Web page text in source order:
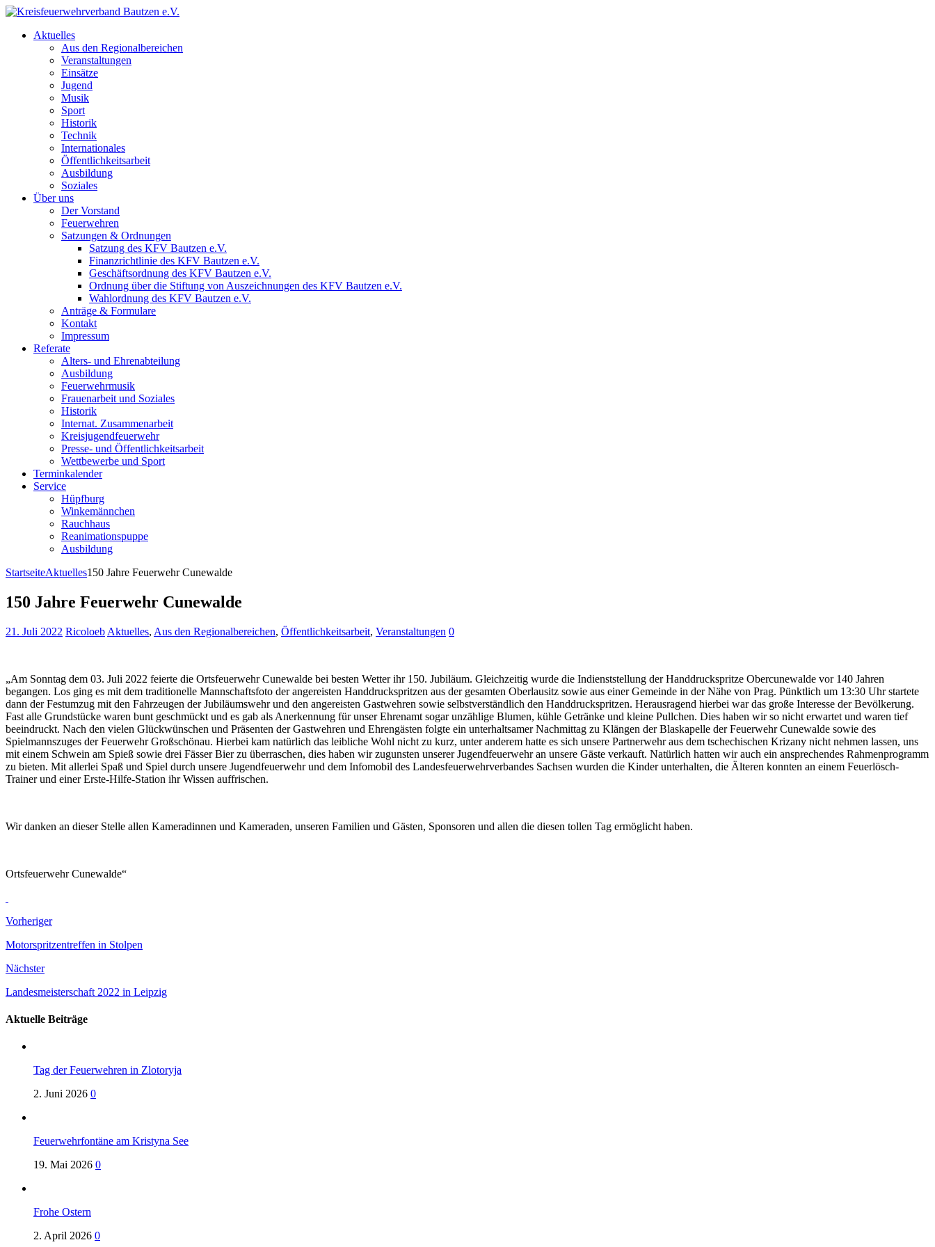
Aktuelles
Aus den Regionalbereichen
Veranstaltungen
Einsätze
Jugend
Musik
Sport
Historik
Technik
Internationales
Öffentlichkeitsarbeit
Ausbildung
Soziales
Über uns
Der Vorstand
Feuerwehren
Satzungen & Ordnungen
Satzung des KFV Bautzen e.V.
Finanzrichtlinie des KFV Bautzen e.V.
Geschäftsordnung des KFV Bautzen e.V.
Ordnung über die Stiftung von Auszeichnungen des KFV Bautzen e.V.
Wahlordnung des KFV Bautzen e.V.
Anträge & Formulare
Kontakt
Impressum
Referate
Alters- und Ehrenabteilung
Ausbildung
Feuerwehrmusik
Frauenarbeit und Soziales
Historik
Internat. Zusammenarbeit
Kreisjugendfeuerwehr
Presse- und Öffentlichkeitsarbeit
Wettbewerbe und Sport
Terminkalender
Service
Hüpfburg
Winkemännchen
Rauchhaus
Reanimationspuppe
Ausbildung
StartseiteAktuelles150 Jahre Feuerwehr Cunewalde
150 Jahre Feuerwehr Cunewalde
21. Juli 2022 Ricoloeb Aktuelles, Aus den Regionalbereichen, Öffentlichkeitsarbeit, Veranstaltungen 0
„Am Sonntag dem 03. Juli 2022 feierte die Ortsfeuerwehr Cunewalde bei besten Wetter ihr 150. Jubiläum. Gleichzeitig wurde die Indienststellung der Handdruckspritze Obercunewalde vor 140 Jahren
begangen. Los ging es mit dem traditionelle Mannschaftsfoto der angereisten Handdruckspritzen aus der gesamten Oberlausitz sowie aus einer Gemeinde in der Nähe von Prag. Pünktlich um 13:30 Uhr startete
dann der Festumzug mit den Fahrzeugen der Jubiläumswehr und den angereisten Gastwehren sowie selbstverständlich den Handdruckspritzen. Herausragend hierbei war das große Interesse der Bevölkerung.
Fast alle Grundstücke waren bunt geschmückt und es gab als Anerkennung für unser Ehrenamt sogar unzählige Blumen, kühle Getränke und kleine Pullchen. Dies haben wir so nicht erwartet und waren tief
beeindruckt. Nach den vielen Glückwünschen und Präsenten der Gastwehren und Ehrengästen folgte ein unterhaltsamer Nachmittag zu Klängen der Blaskapelle der Feuerwehr Cunewalde sowie des
Spielmannszuges der Feuerwehr Großschönau. Hierbei kam natürlich das leibliche Wohl nicht zu kurz, unter anderem hatte es sich unsere Partnerwehr aus dem tschechischen Krizany nicht nehmen lassen, uns
mit einem Schwein am Spieß sowie drei Fässer Bier zu überraschen, dies haben wir zugunsten unserer Jugendfeuerwehr an unsere Gäste verkauft. Natürlich hatten wir auch ein ansprechendes Rahmenprogramm
zu bieten. Mit allerlei Spaß und Spiel durch unsere Jugendfeuerwehr und dem Infomobil des Landesfeuerwehrverbandes Sachsen wurden die Kinder unterhalten, die Älteren konnten an einem Feuerlösch-
Trainer und einer Erste-Hilfe-Station ihr Wissen auffrischen.
Wir danken an dieser Stelle allen Kameradinnen und Kameraden, unseren Familien und Gästen, Sponsoren und allen die diesen tollen Tag ermöglicht haben.
Ortsfeuerwehr Cunewalde“
Vorheriger
Motorspritzentreffen in Stolpen
Nächster
Landesmeisterschaft 2022 in Leipzig
Aktuelle Beiträge
Tag der Feuerwehren in Zlotoryja
2. Juni 2026 0
Feuerwehrfontäne am Kristyna See
19. Mai 2026 0
Frohe Ostern
2. April 2026 0